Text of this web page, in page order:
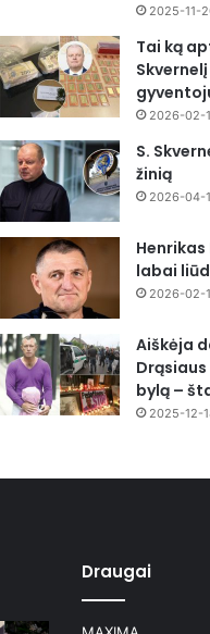
2025-11-
Tai ką
2026-02-
S.
žinią
2026-04-
labai
2026-02-
Aiškėja
bylą –
2025-12-
Draugai